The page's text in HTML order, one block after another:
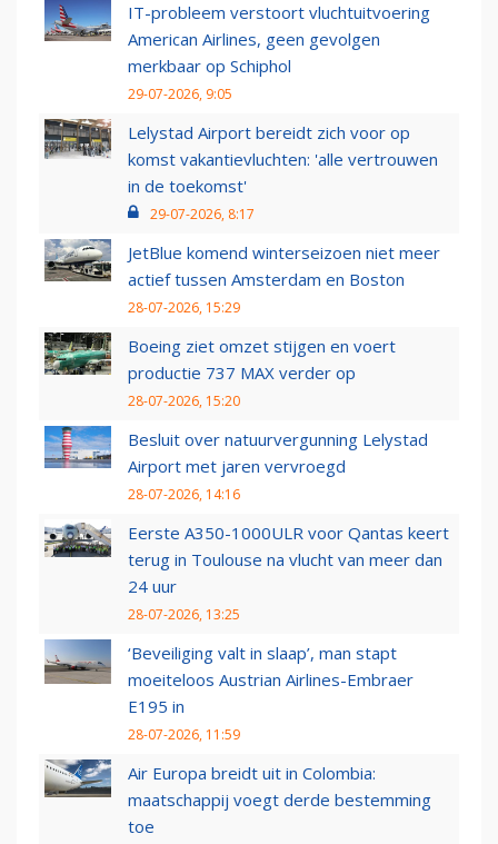
IT-probleem verstoort vluchtuitvoering
American Airlines, geen gevolgen
merkbaar op Schiphol
29-07-2026, 9:05
Lelystad Airport bereidt zich voor op
komst vakantievluchten: 'alle vertrouwen
in de toekomst'
29-07-2026, 8:17
JetBlue komend winterseizoen niet meer
actief tussen Amsterdam en Boston
28-07-2026, 15:29
Boeing ziet omzet stijgen en voert
productie 737 MAX verder op
28-07-2026, 15:20
Besluit over natuurvergunning Lelystad
Airport met jaren vervroegd
28-07-2026, 14:16
Eerste A350-1000ULR voor Qantas keert
terug in Toulouse na vlucht van meer dan
24 uur
28-07-2026, 13:25
‘Beveiliging valt in slaap’, man stapt
moeiteloos Austrian Airlines-Embraer
E195 in
28-07-2026, 11:59
Air Europa breidt uit in Colombia:
maatschappij voegt derde bestemming
toe